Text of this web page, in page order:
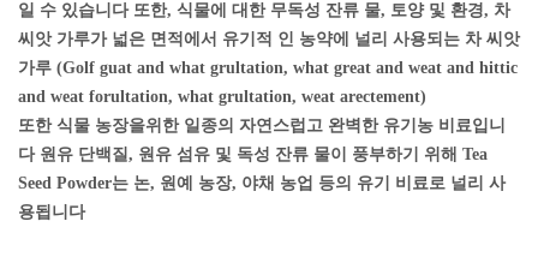
일 수 있습니다 또한, 식물에 대한 무독성 잔류 물, 토양 및 환경, 차
씨앗 가루가 넓은 면적에서 유기적 인 농약에 널리 사용되는 차 씨앗
가루 (Golf guat and what grultation, what great and weat and hittic
and weat forultation, what grultation, weat arectement)
또한 식물 농장을위한 일종의 자연스럽고 완벽한 유기농 비료입니
다 원유 단백질, 원유 섬유 및 독성 잔류 물이 풍부하기 위해 Tea
Seed Powder는 논, 원예 농장, 야채 농업 등의 유기 비료로 널리 사
용됩니다